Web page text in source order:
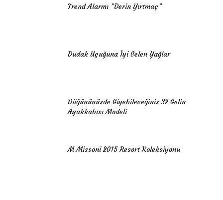
Trend Alarmı ”Derin Yırtmaç”
Dudak Uçuğuna İyi Gelen Yağlar
Düğününüzde Giyebileceğiniz 32 Gelin
Ayakkabısı Modeli
M Missoni 2015 Resort Koleksiyonu